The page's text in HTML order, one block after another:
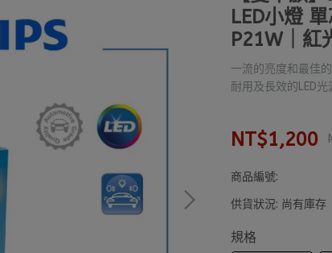
LED小燈
P21W｜紅
一流的亮度和最佳
耐用及長效的LED
NT$1,200
商品編號:
供貨狀況: 尚有庫存
規格